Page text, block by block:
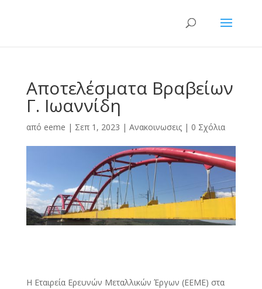
Αποτελέσματα Βραβείων
Γ. Ιωαννίδη
από eeme | Σεπ 1, 2023 | Ανακοινωσεις| 0 Σχόλια
Η Εταιρεία Ερευνών Μεταλλικών Έργων (ΕΕΜΕ) στα